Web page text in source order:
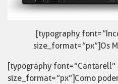
[typography
size_format=”px”]Os
[typography font=”Cantarell”
size_format=”px”]Como